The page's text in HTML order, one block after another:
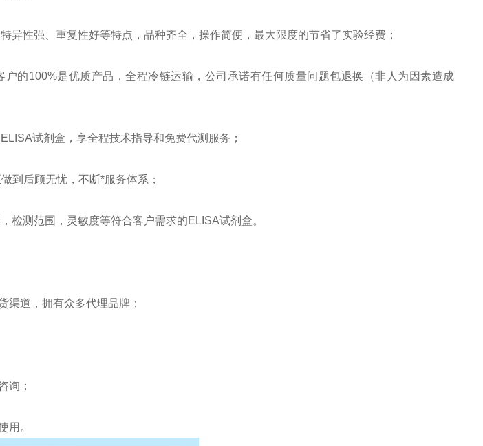
异性强、重复性好等特点，品种齐全，操作简便，最大限度的节省了实验经费；
户的100%是优质产品，全程冷链运输，公司承诺有任何质量问题包退换（非人为因素造成
ELISA试剂盒，享全程技术指导和免费代测服务；
到后顾无忧，不断*服务体系；
检测范围，灵敏度等符合客户需求的ELISA试剂盒。
渠道，拥有众多代理品牌；
询；
用。